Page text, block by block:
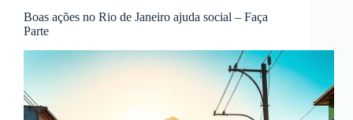
Boas ações no Rio de Janeiro ajuda social – Faça
Parte